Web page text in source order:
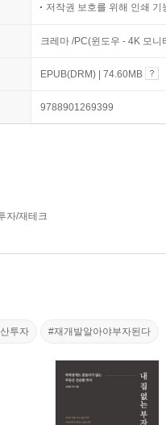
저작권 보호를 위해 인쇄 기
크레마 /PC(윈도우 - 4K 모
EPUB(DRM) | 74.60MB
9788901269399
자/재테크
투자 #재개발알아야부자된다